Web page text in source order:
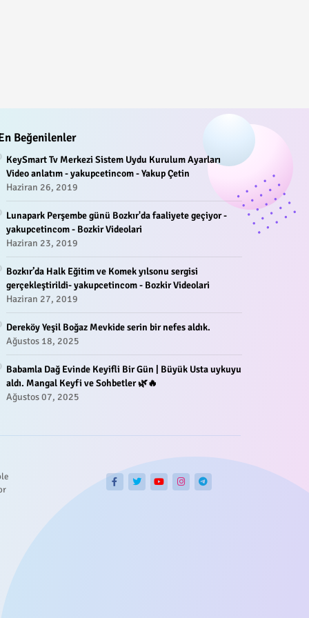
Beğenilenler
KeySmart Tv Merkezi Sistem Uydu Kurulum Ayarları
Video anlatım - yakupcetincom - Yakup Çetin
Haziran 26, 2019
Lunapark Perşembe günü Bozkır'da faaliyete geçiyor -
yakupcetincom - Bozkir Videolari
Haziran 23, 2019
Bozkır’da Halk Eğitim ve Komek yılsonu sergisi
gerçekleştirildi- yakupcetincom - Bozkir Videolari
Haziran 27, 2019
Dereköy Yeşil Boğaz Mevkide serin bir nefes aldık.
Ağustos 18, 2025
Babamla Dağ Evinde Keyifli Bir Gün | Büyük Usta uykuyu
aldı. Mangal Keyfi ve Sohbetler 🌿🔥
Ağustos 07, 2025